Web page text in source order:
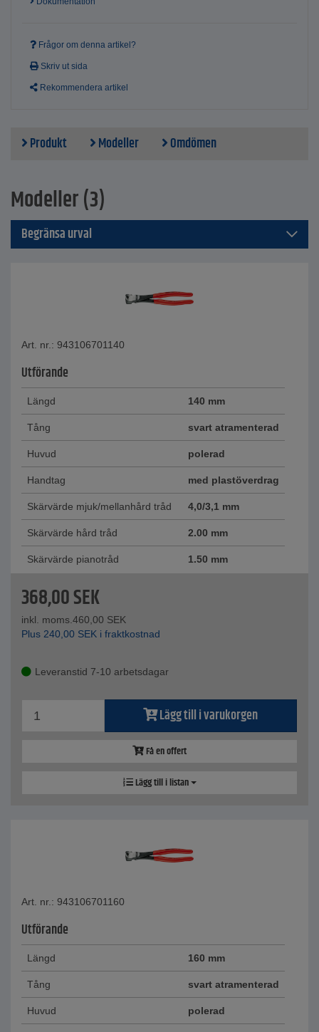
Frågor om denna artikel?
Skriv ut sida
Rekommendera artikel
Produkt Modeller Omdömen
Modeller (3)
Begränsa urval
Art. nr.: 943106701140
Utförande
Längd 140 mm
Tång svart atramenterad
Huvud polerad
Handtag med plastöverdrag
Skärvärde mjuk/mellanhård tråd 4,0/3,1 mm
Skärvärde hård tråd 2.00 mm
Skärvärde pianotråd 1.50 mm
368,00SEK
inkl. moms.460,00 SEK
Plus 240,00 SEK i fraktkostnad
Leveranstid 7-10 arbetsdagar
Lägg till i varukorgen
Få en offert
Lägg till i listan
Art. nr.: 943106701160
Utförande
Längd 160 mm
Tång svart atramenterad
Huvud polerad